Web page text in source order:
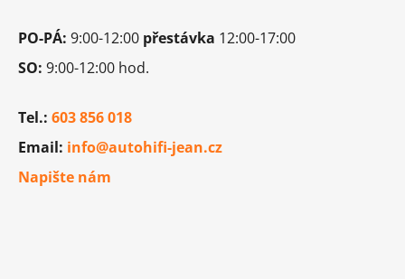
PO-PÁ: 9:00-12:00 přestávka 12:00-17:00
SO: 9:00-12:00 hod.
Tel.: 603 856 018
Email: info@autohifi-jean.cz
Napište nám